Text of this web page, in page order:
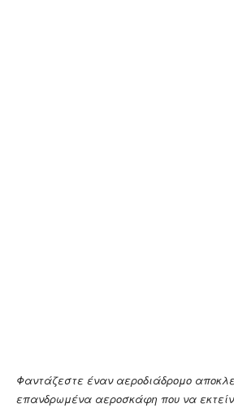
Φαντάζεστε έναν αεροδιάδρομο
επανδρωμένα αεροσκάφη που να